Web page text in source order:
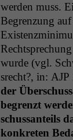
wer­den muss.
Begren­zung
wurde (vgl.
srecht?, in: AJP
der
begren­zt
schus­san­teils
konkreten